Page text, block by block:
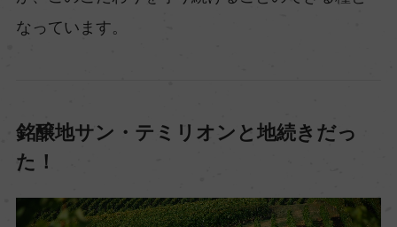
なっています。
銘醸地サン・テミリオンと地続きだっ
た！